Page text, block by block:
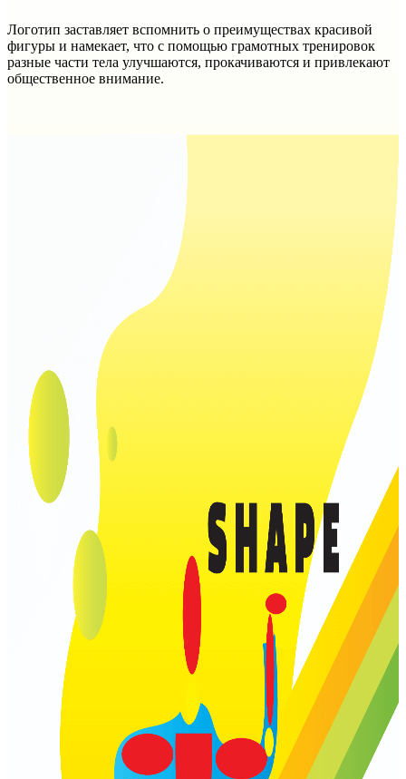
Логотип заставляет вспомнить о преимуществах красивой
фигуры и намекает, что с помощью грамотных тренировок
разные части тела улучшаются, прокачиваются и привлекают
общественное внимание.